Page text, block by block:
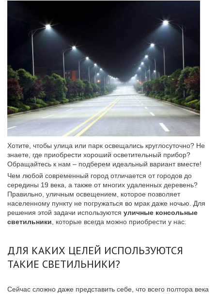
Хотите, чтобы улица или парк освещались круглосуточно? Не
знаете, где приобрести хороший осветительный прибор?
Обращайтесь к нам – подберем идеальный вариант вместе!
Чем любой современный город отличается от городов до
середины 19 века, а также от многих удаленных деревень?
Правильно, уличным освещением, которое позволяет
населенному пункту не погружаться во мрак даже ночью. Для
решения этой задачи используются уличные консольные
светильники , которые всегда можно приобрести у нас.
ДЛЯ КАКИХ ЦЕЛЕЙ ИСПОЛЬЗУЮТСЯ
ТАКИЕ СВЕТИЛЬНИКИ?
Сейчас сложно даже представить себе, что всего полтора века